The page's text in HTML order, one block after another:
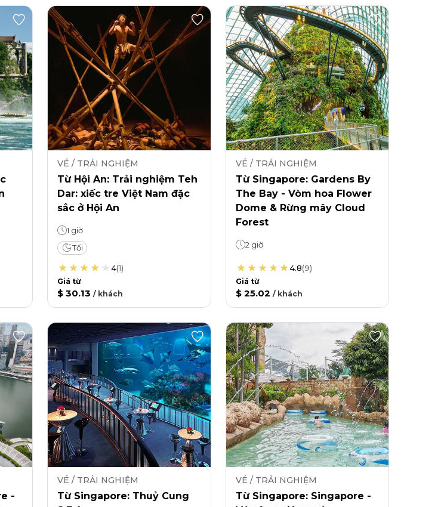
VÉ / TRẢI NGHIỆM
Từ Hội An: Trải nghiệm Teh
Dar: xiếc tre Việt Nam đặc
sắc ở Hội An
1 giờ
Tối
4(1)
Giá từ
$ 30.13 / khách
VÉ / TRẢI NGHIỆM
Từ Singapore: Gardens By
The Bay - Vòm hoa Flower
Dome & Rừng mây Cloud
Forest
2 giờ
4.8(9)
Giá từ
$ 25.02 / khách
-
VÉ / TRẢI NGHIỆM
Từ Singapore: Thuỷ Cung
VÉ / TRẢI NGHIỆM
Từ Singapore: Singapore -